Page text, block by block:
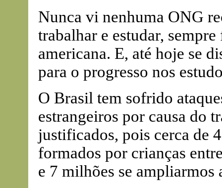
Nunca vi nenhuma ONG
trabalhar e estudar,
americana. E, até hoje se
para o progresso nos
O Brasil tem sofrido
estrangeiros por causa do
justificados, pois cerca de
formados por crianças
e 7 milhões se ampliarmos